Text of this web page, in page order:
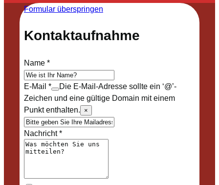
Formular überspringen
Kontaktaufnahme
Name*
E-Mail *
Die E-Mail-Adresse sollte ein ‘@’-
Zeichen und eine gültige Domain mit einem
Punkt enthalten.
×
Nachricht*